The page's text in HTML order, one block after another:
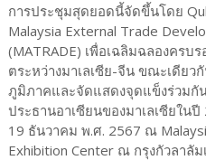
การประชุมสุดยอดนี้จัดขึ้นโดย
Malaysia External Trade
(MATRADE) เพื่อเฉลิมฉลองคร
ตระหว่างมาเลเซีย-จีน ขณะเดียว
ภูมิภาคและจัดแสดงจุดแข็งร่วมกั
ประธานอาเซียนของมาเลเซียใน
19 ธันวาคม พ.ศ. 2567 ณ
Exhibition Center ณ กรุงกัวลาลัม